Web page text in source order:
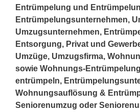
Entrümpelung und
Entrümpelungsunternehmen,
Umzugsunternehmen,
Entsorgung, Privat und
Umzüge, Umzugsfirma,
sowie Wohnungs-
entrümpeln,
Wohnungsauflösung &
Seniorenumzug oder